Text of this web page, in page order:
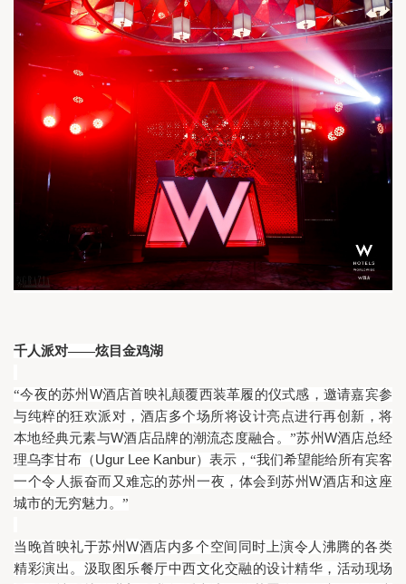
千人派对——炫目金鸡湖
“今夜的苏州 W酒店首映礼颠覆西装革履的仪式感，邀请嘉宾参
与纯粹的狂欢派对，酒店多个场所将设计亮点进行再创新，将
本地经典元素与W酒店品牌的潮流态度融合。”苏州W酒店总经
理乌李甘布（Ugur Lee Kanbur）表示，“我们希望能给所有宾客
一个令人振奋而又难忘的苏州一夜，体会到苏州W酒店和这座
城市的无穷魅力。”
当晚首映礼于苏州W酒店内多个空间同时上演令人沸腾的各类
精彩演出。汲取图乐餐厅中西文化交融的设计精华，活动现场